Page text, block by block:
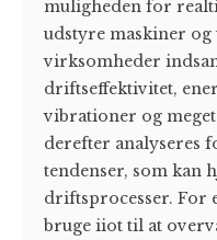
muligheden for
udstyre maskiner
virksomheder
driftseffektivitet,
vibrationer og meget
derefter analyseres
tendenser, som kan
driftsprocesser. For
bruge iiot til at